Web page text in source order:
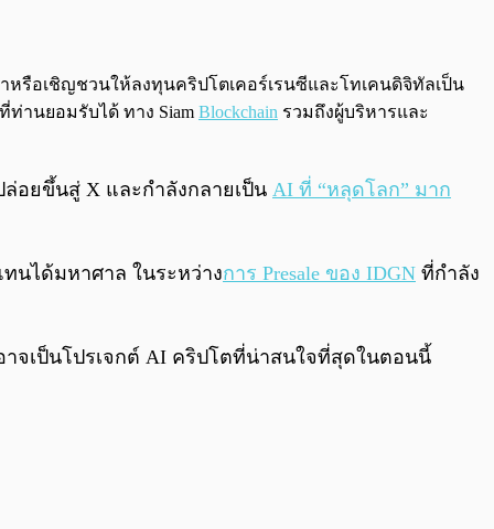
0:00/0:00
รือเชิญชวนให้ลงทุนคริปโตเคอร์เรนซีและโทเคนดิจิทัลเป็น
านยอมรับได้ ทาง Siam Blockchain รวมถึงผู้บริหารและ
อยขึ้นสู่ X และกำลังกลายเป็น AI ที่ “หลุดโลก” มาก
นได้มหาศาล ในระหว่างการ Presale ของ IDGN ที่กำลัง
าจเป็นโปรเจกต์ AI คริปโตที่น่าสนใจที่สุดในตอนนี้